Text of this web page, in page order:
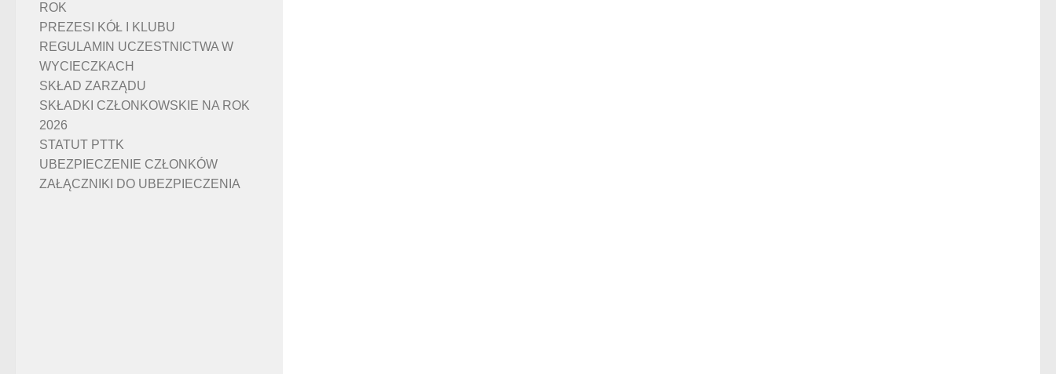
ROK
PREZESI KÓŁ I KLUBU
REGULAMIN UCZESTNICTWA W
WYCIECZKACH
SKŁAD ZARZĄDU
SKŁADKI CZŁONKOWSKIE NA ROK
2026
STATUT PTTK
UBEZPIECZENIE CZŁONKÓW
ZAŁĄCZNIKI DO UBEZPIECZENIA